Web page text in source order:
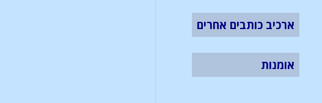
ארכיב כותבים אחרים
אומנות